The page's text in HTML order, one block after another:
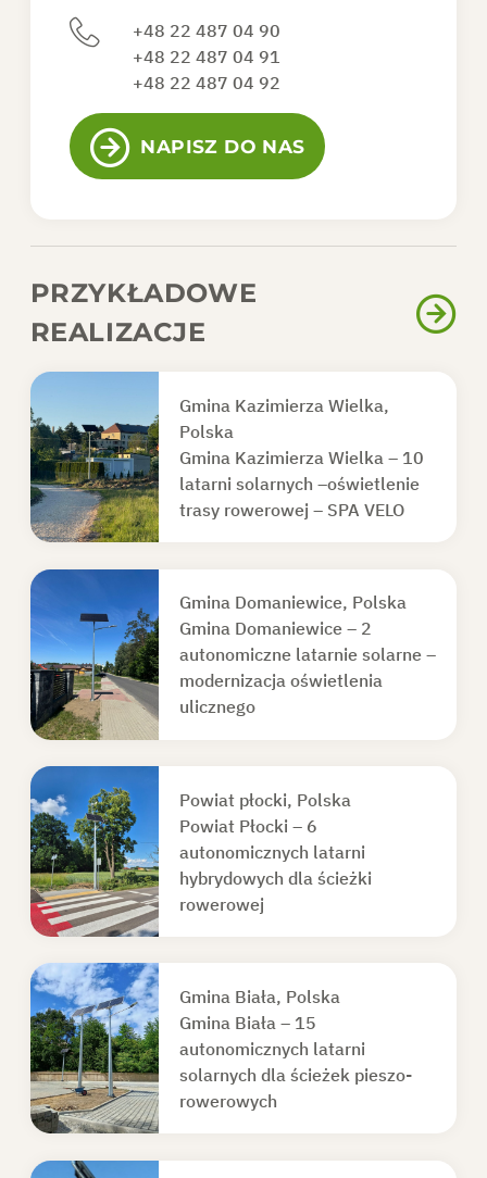
+48 22 487 04 90
+48 22 487 04 91
+48 22 487 04 92
NAPISZ DO NAS
PRZYKŁADOWE
REALIZACJE
Gmina Kazimierza Wielka,
Polska
Gmina Kazimierza Wielka – 10
latarni solarnych –oświetlenie
trasy rowerowej – SPA VELO
Gmina Domaniewice, Polska
Gmina Domaniewice – 2
autonomiczne latarnie solarne –
modernizacja oświetlenia
ulicznego
Powiat płocki, Polska
Powiat Płocki – 6
autonomicznych latarni
hybrydowych dla ścieżki
rowerowej
Gmina Biała, Polska
Gmina Biała – 15
autonomicznych latarni
solarnych dla ścieżek pieszo-
rowerowych